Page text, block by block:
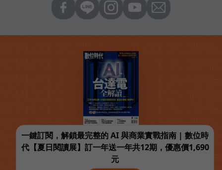
一鍵訂閱，解鎖最完整的 AI 與商業實戰指南 | 數位時
代【夏日閱讀展】訂一年送一年共12期，優惠價1,690
元